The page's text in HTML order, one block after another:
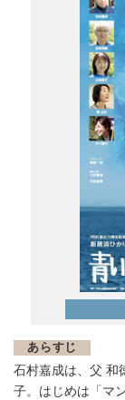
あらすじ
石村嘉成は、父 和
子。はじめは「マ